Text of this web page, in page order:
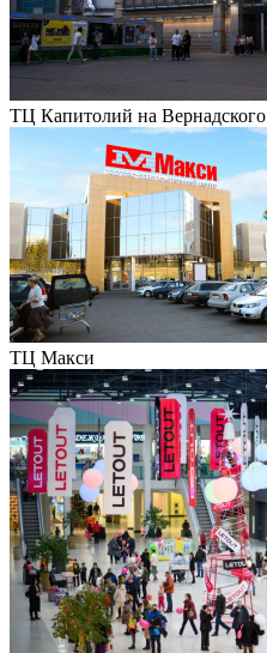
ТЦ Капитолий на Вернадского
ТЦ Макси